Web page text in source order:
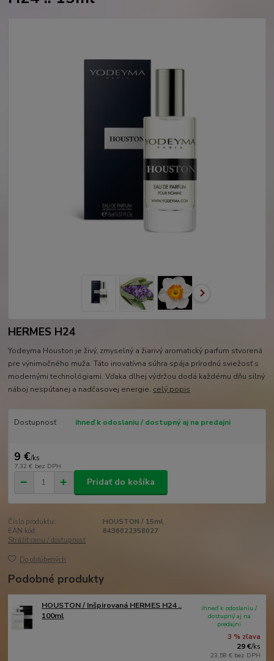
HERMES H24
Yodeyma Houston je živý, zmyselný a žiarivý aromatický parfum stvorená
pre výnimočného muža. Táto inovatívna súhra spája prírodnú sviežosť s
modernými technológiami. Vďaka dlhej výdržou dodá každému dňu silný
náboj nespútanej a nadčasovej energie. celý popis
Dostupnosť ihneď k odoslaniu / dostupný aj na predajni
9 €/ks
7,32 € bez DPH
Pridať do košíka
Číslo produktu:
HOUSTON / 15ml
EAN kód:
8436022358027
Strážiť cenu / dostupnosť
Do obľúbených
Podobné produkty
HOUSTON / Inšpirovaná HERMES H24 ..
100ml
3 % zľava
29 €/ks
23,58 € bez DPH
ihneď k odoslaniu /
dostupný aj na
predajni